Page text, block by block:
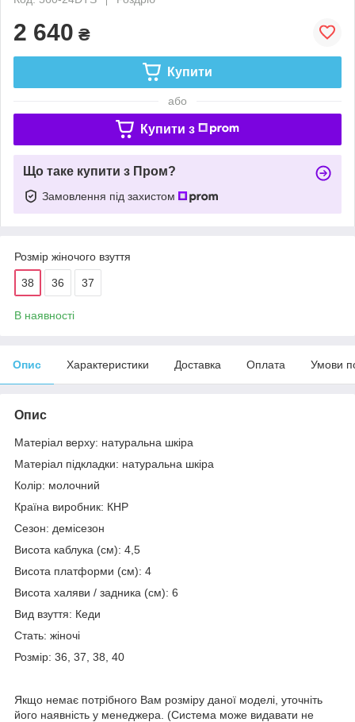
2 640 ₴
Купити
або
Купити з
Що таке купити з Пром?
Замовлення під захистом
Розмір жіночого взуття
38 36 37
В наявності
Опис Характеристики Доставка Оплата Умови
Опис
Матеріал верху: натуральна шкіра
Матеріал підкладки: натуральна шкіра
Колір: молочний
Країна виробник: КНР
Сезон: демісезон
Висота каблука (см): 4,5
Висота платформи (см): 4
Висота халяви / задника (см): 6
Вид взуття: Кеди
Стать: жіночі
Розмір: 36, 37, 38, 40
Якщо немає потрібного Вам розміру даної моделі, уточніть
його наявність у менеджера. (Система може видавати не